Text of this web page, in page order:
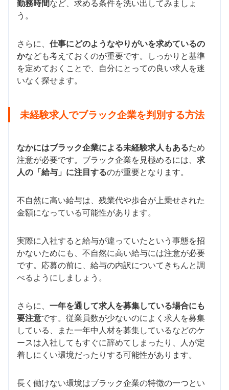
勤務時間など、求める条件を洗い出してみましょ
う。
さらに、 仕事にどのようなやりがいを求めているの
かなども考えておくのが重要です。しっかりと基準
を定めておくことで、自分にとっての良い求人を迷
いなく探せます。
未経験求人でブラック企業を判別する方法
なかにはブラック企業による未経験求人もあるため
注意が必要です。ブラック企業を見極めるには、 求
人の「給与」に注目するのが重要となります。
不自然に高い給与は、残業代や歩合が上乗せされた
金額になっている可能性があります。
実際に入社すると給与が違っていたという事態を招
かないためにも、不自然に高い給与には注意が必要
です。応募の前に、給与の内訳についてきちんと調
べるようにしましょう。
さらに、 一年を通して求人を募集している場合にも
要注意です。従業員数が少ないのによく求人を募集
している、また一年中人材を募集しているなどのケ
ースは入社してもすぐに辞めてしまったり、人が定
着しにくい環境だったりする可能性があります。
長く働けない環境はブラック企業の特徴の一つとい